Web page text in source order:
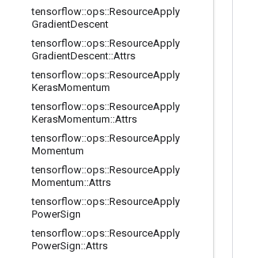
tensorflow::ops::ResourceApply
GradientDescent
tensorflow::ops::ResourceApply
GradientDescent::Attrs
tensorflow::ops::ResourceApply
KerasMomentum
tensorflow::ops::ResourceApply
KerasMomentum::Attrs
tensorflow::ops::ResourceApply
Momentum
tensorflow::ops::ResourceApply
Momentum::Attrs
tensorflow::ops::ResourceApply
PowerSign
tensorflow::ops::ResourceApply
PowerSign::Attrs